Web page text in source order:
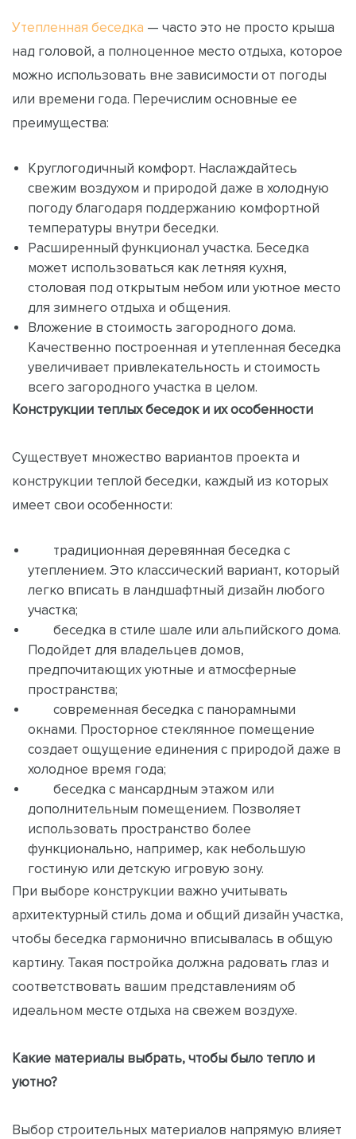
Утепленная беседка — часто это не просто крыша
над головой, а полноценное место отдыха, которое
можно использовать вне зависимости от погоды
или времени года. Перечислим основные ее
преимущества:
Круглогодичный комфорт. Наслаждайтесь
свежим воздухом и природой даже в холодную
погоду благодаря поддержанию комфортной
температуры внутри беседки.
Расширенный функционал участка. Беседка
может использоваться как летняя кухня,
столовая под открытым небом или уютное место
для зимнего отдыха и общения.
Вложение в стоимость загородного дома.
Качественно построенная и утепленная беседка
увеличивает привлекательность и стоимость
всего загородного участка в целом.
Конструкции теплых беседок и их особенности
Существует множество вариантов проекта и
конструкции теплой беседки, каждый из которых
имеет свои особенности:
традиционная деревянная беседка с
утеплением. Это классический вариант, который
легко вписать в ландшафтный дизайн любого
участка;
беседка в стиле шале или альпийского дома.
Подойдет для владельцев домов,
предпочитающих уютные и атмосферные
пространства;
современная беседка с панорамными
окнами. Просторное стеклянное помещение
создает ощущение единения с природой даже в
холодное время года;
беседка с мансардным этажом или
дополнительным помещением. Позволяет
использовать пространство более
функционально, например, как небольшую
гостиную или детскую игровую зону.
При выборе конструкции важно учитывать
архитектурный стиль дома и общий дизайн участка,
чтобы беседка гармонично вписывалась в общую
картину. Такая постройка должна радовать глаз и
соответствовать вашим представлениям об
идеальном месте отдыха на свежем воздухе.
Какие материалы выбрать, чтобы было тепло и
уютно?
Выбор строительных материалов напрямую влияет